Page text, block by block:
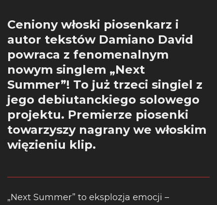
Ceniony włoski piosenkarz i
autor tekstów Damiano David
powraca z fenomenalnym
nowym singlem „Next
Summer”! To już trzeci singiel z
jego debiutanckiego solowego
projektu. Premierze piosenki
towarzyszy nagrany we włoskim
więzieniu klip.
„Next Summer” to eksplozja emocji –